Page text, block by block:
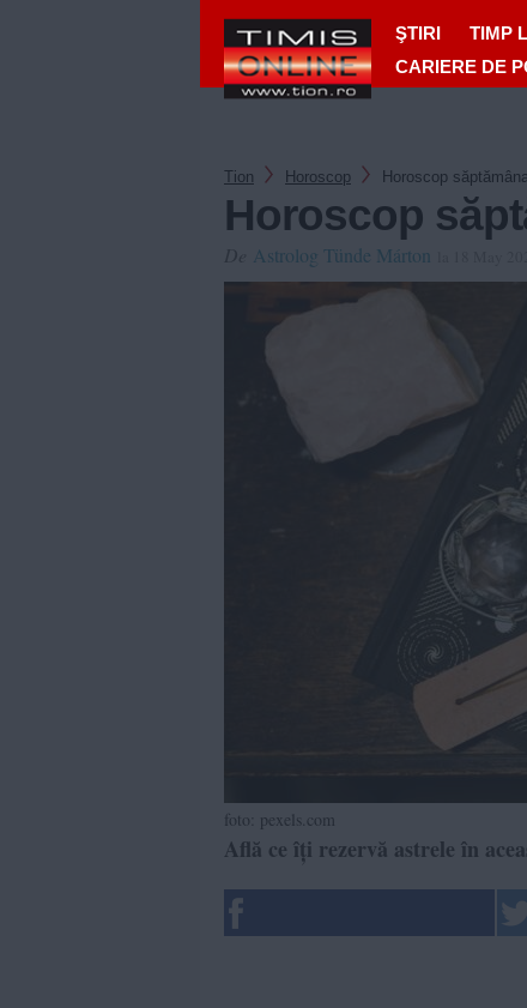
ŞTIRI TIMP
CARIERE DE
Tion Horoscop Horoscop
Horoscop
Astrolog Tünde Márton
foto: pexels.com
Află ce îți rezervă astrele în